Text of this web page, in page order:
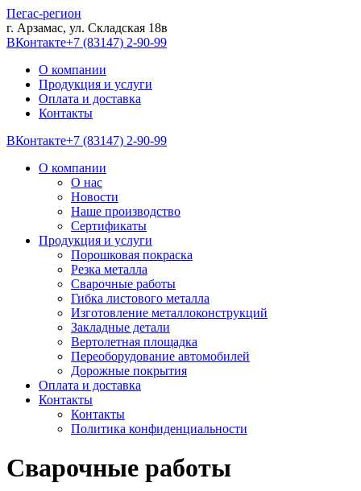
Пегас-регион
г. Арзамас, ул. Складская 18в
ВКонтакте+7 (83147) 2-90-99
О компании
Продукция и услуги
Оплата и доставка
Контакты
ВКонтакте+7 (83147) 2-90-99
О компании
О нас
Новости
Наше производство
Сертификаты
Продукция и услуги
Порошковая покраска
Резка металла
Сварочные работы
Гибка листового металла
Изготовление металлоконструкций
Закладные детали
Вертолетная площадка
Переоборудование автомобилей
Дорожные покрытия
Оплата и доставка
Контакты
Контакты
Политика конфиденциальности
Сварочные работы